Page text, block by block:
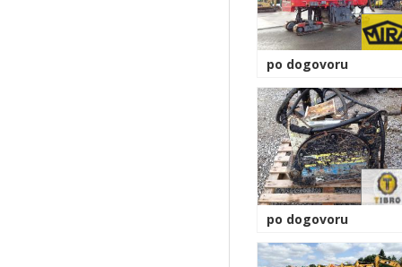
po dogovoru
po dogovoru